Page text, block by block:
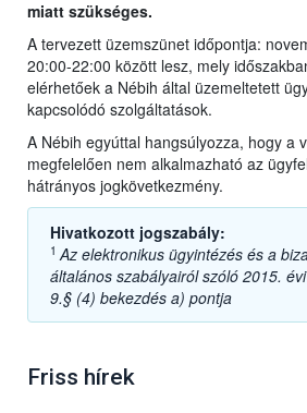
miatt szükséges.
A tervezett üzemszünet időpontja:
20:00-22:00 között lesz, mely
elérhetőek a Nébih által üzemeltetett
kapcsolódó szolgáltatások.
A Nébih egyúttal hangsúlyozza, hogy a
megfelelően nem alkalmazható az
hátrányos jogkövetkezmény.
Hivatkozott jogszabály:
1 Az elektronikus ügyintézés és a
általános szabályairól szóló 2015.
9.§ (4) bekezdés a) pontja
Friss hírek